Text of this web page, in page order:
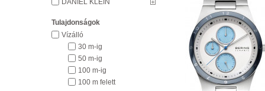
DANIEL KLEIN
Tulajdonságok
Vízálló
30 m-ig
50 m-ig
100 m-ig
100 m felett